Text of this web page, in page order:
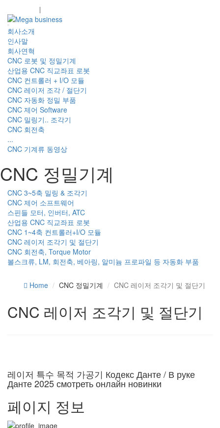
회사소개
인사말
회사연혁
CNC 로봇 및 정밀기계
산업용 CNC 직교좌표 로봇
CNC 컨트롤러 + I/O 모듈
CNC 레이저 조각 / 절단기
CNC 자동화 정밀 부품
CNC 제어 Software
CNC 밀링기.. 조각기
CNC 회전축
...
CNC 기계류 동영상
CNC 정밀기계
CNC 3~5축 밀링 & 조각기
CNC 제어 소프트웨어
스핀들 모터, 인버터, ATC
산업용 CNC 직교좌표 로봇
CNC 1~4축 컨트롤러+I/O 모듈
CNC 레이저 조각기 및 절단기
CNC 회전축, Torque Motor
볼스크류, LM, 회전축, 베아링, 알미늄 프로파일 등 자동화 부품
Home CNC 정밀기계 CNC 레이저 조각기 및 절단기
CNC 레이저 조각기 및 절단기
레이저 특수 목적 가공기 Кодекс Данте / В руке
Данте 2025 смотреть онлайн новинки
페이지 정보